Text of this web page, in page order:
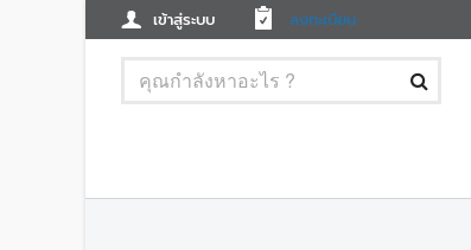
เข้าสู่ระบบ ลงทะเบียน